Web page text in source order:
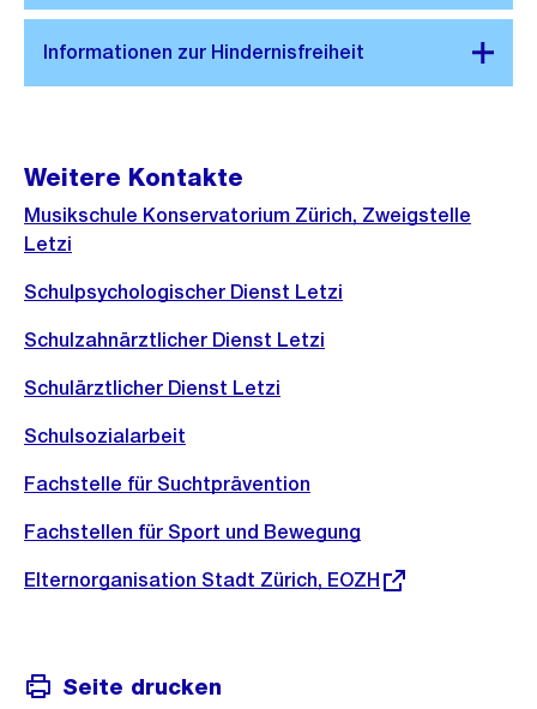
Weitere Kontakte
Musikschule Konservatorium Zürich, Zweigstelle
Letzi
Schulpsychologischer Dienst Letzi
Schulzahnärztlicher Dienst Letzi
Schulärztlicher Dienst Letzi
Schulsozialarbeit
Fachstelle für Suchtprävention
Fachstellen für Sport und Bewegung
Externer
Elternorganisation Stadt Zürich, EOZH
Seite drucken